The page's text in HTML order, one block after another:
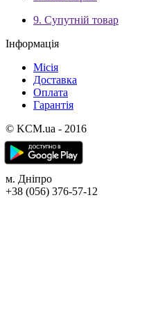
9. Супутній товар
Інформація
Місія
Доставка
Оплата
Гарантія
© KCM.ua - 2016
м. Дніпро
+38 (056) 376-57-12